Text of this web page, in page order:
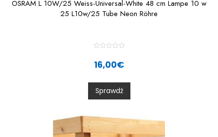
OSRAM L 10W/25 Weiss-Universal-White 48 cm Lampe 10 w
25 L10w/25 Tube Neon Röhre
a
0
o
t
5
16,00€
Sprawdź